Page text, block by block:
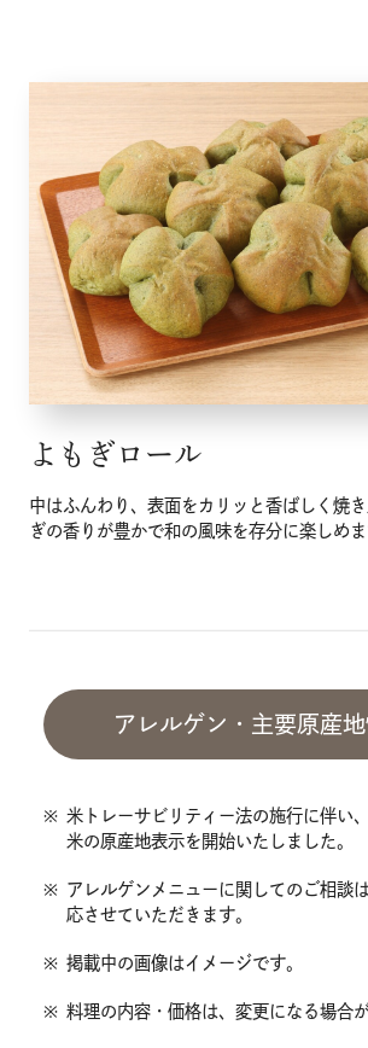
よもぎロール
中はふんわり、表面をカリッと香ばしく焼
ぎの香りが豊かで和の風味を存分に楽しめま
アレルゲン・主要原産
※ 米トレーサビリティー法の施行に伴い
米の原産地表示を開始いたしました。
※ アレルゲンメニューに関してのご相談
応させていただきます。
※ 掲載中の画像はイメージです。
※ 料理の内容・価格は、変更になる場合